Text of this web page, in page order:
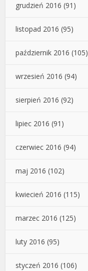
grudzień 2016 (91)
listopad 2016 (95)
październik 2016 (105)
wrzesień 2016 (94)
sierpień 2016 (92)
lipiec 2016 (91)
czerwiec 2016 (94)
maj 2016 (102)
kwiecień 2016 (115)
marzec 2016 (125)
luty 2016 (95)
styczeń 2016 (106)